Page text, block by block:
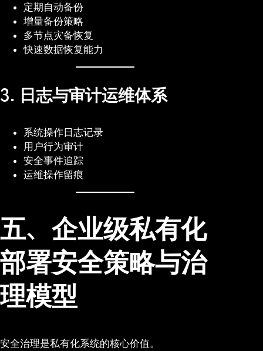
定期自动备份
增量备份策略
多节点灾备恢复
快速数据恢复能力
3. 日志与审计运维体系
系统操作日志记录
用户行为审计
安全事件追踪
运维操作留痕
五、企业级私有化
部署安全策略与治
理模型
安全治理是私有化系统的核心价值。